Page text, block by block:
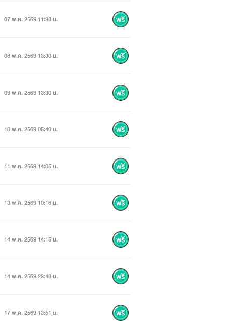
07 พ.ค. 2569 11:38 น.
08 พ.ค. 2569 13:30 น.
09 พ.ค. 2569 13:30 น.
10 พ.ค. 2569 05:40 น.
11 พ.ค. 2569 14:05 น.
13 พ.ค. 2569 10:16 น.
14 พ.ค. 2569 14:15 น.
14 พ.ค. 2569 23:48 น.
17 พ.ค. 2569 13:51 น.